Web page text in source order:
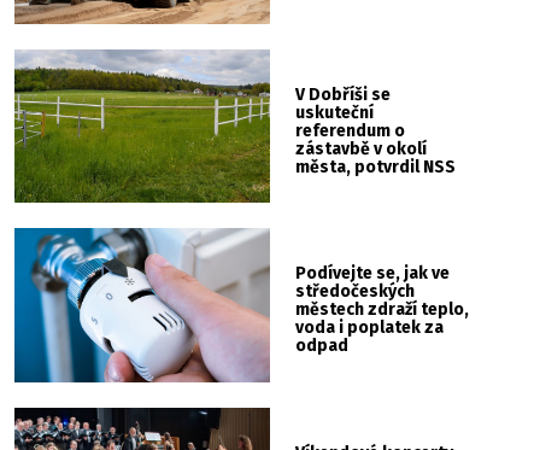
V Dobříši se
uskuteční
referendum o
zástavbě v okolí
města, potvrdil NSS
Podívejte se, jak ve
středočeských
městech zdraží teplo,
voda i poplatek za
odpad